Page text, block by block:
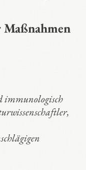
immunologisch